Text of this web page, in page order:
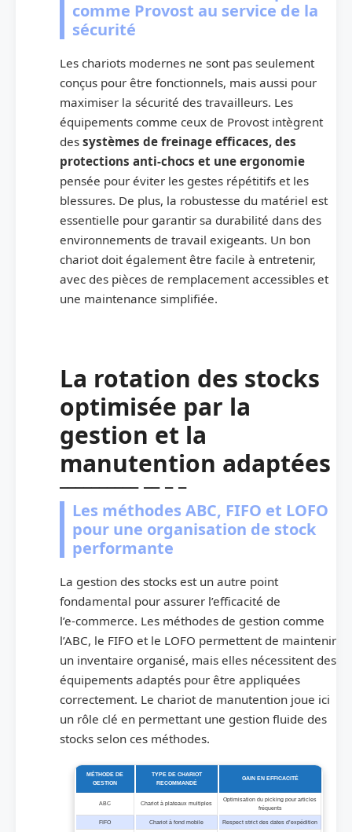
comme Provost au service de la
sécurité
Les chariots modernes ne sont pas seulement
conçus pour être fonctionnels, mais aussi pour
maximiser la sécurité des travailleurs. Les
équipements comme ceux de Provost intègrent
des systèmes de freinage efficaces, des
protections anti-chocs et une ergonomie
pensée pour éviter les gestes répétitifs et les
blessures. De plus, la robustesse du matériel est
essentielle pour garantir sa durabilité dans des
environnements de travail exigeants. Un bon
chariot doit également être facile à entretenir,
avec des pièces de remplacement accessibles et
une maintenance simplifiée.
La rotation des stocks
optimisée par la
gestion et la
manutention adaptées
Les méthodes ABC, FIFO et LOFO
pour une organisation de stock
performante
La gestion des stocks est un autre point
fondamental pour assurer l’efficacité de
l’e‑commerce. Les méthodes de gestion comme
l’ABC, le FIFO et le LOFO permettent de maintenir
un inventaire organisé, mais elles nécessitent des
équipements adaptés pour être appliquées
correctement. Le chariot de manutention joue ici
un rôle clé en permettant une gestion fluide des
stocks selon ces méthodes.
MÉTHODE DE
GESTION
TYPE DE CHARIOT
RECOMMANDÉ
GAIN EN EFFICACITÉ
ABC Chariot à plateaux multiples
Optimisation du picking pour articles
fréquents
FIFO Chariot à fond mobile Respect strict des dates d’expédition